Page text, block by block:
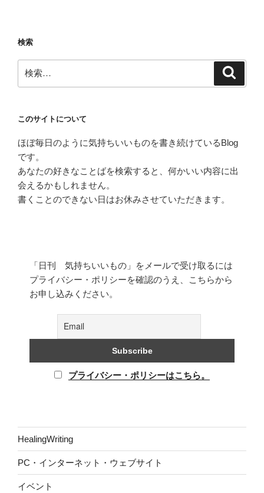
ン
検索
索:
このサイトについて
ほぼ毎日のように気持ちいいものを書き続けているBlog
です。
あなたの好きなことばを検索すると、何かいい内容に出
会えるかもしれません。
書くことのできない日はお休みさせていただきます。
「日刊 気持ちいいもの」をメールで受け取るには
プライバシー・ポリシーを確認のうえ、こちらから
お申し込みください。
プライバシー・ポリシーはこちら。
HealingWriting
PC・インターネット・ウェブサイト
イベント